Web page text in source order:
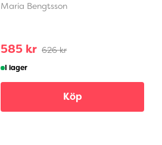
Maria Bengtsson
585 kr 626 kr
I lager
Köp